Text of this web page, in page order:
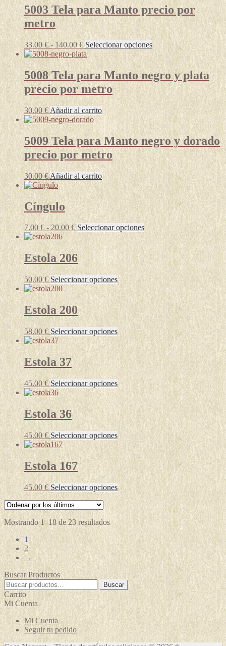
5003 Tela para Manto precio por
metro
33.00€ - 140.00 €Rango
de
precios:
desde
33.00 €
hasta
140.00 €
Seleccionar opcionesEste
producto
tiene
múltiples
variantes.
Las
opciones
se
pueden
elegir
en
la
página
de
producto
5008 Tela para Manto negro y plata
precio por metro
30.00€ Añadir al carrito
5009 Tela para Manto negro y dorado
precio por metro
30.00€ Añadir al carrito
Cíngulo
7.00 € - 20.00€Rango
de
precios:
desde
7.00 €
hasta
20.00 €
Seleccionar opcionesEste
producto
tiene
múltiples
variantes.
Las
opciones
se
pueden
elegir
en
la
página
de
producto
Estola 206
50.00€ Seleccionar opcionesEste
producto
tiene
múltiples
variantes.
Las
opciones
se
pueden
elegir
en
la
página
de
producto
Estola 200
58.00 € Seleccionar opcionesEste
producto
tiene
múltiples
variantes.
Las
opciones
se
pueden
elegir
en
la
página
de
producto
Estola 37
45.00€ Seleccionar opcionesEste
producto
tiene
múltiples
variantes.
Las
opciones
pueden
elegir
en
la
página
de
producto
Estola 36
45.00€ Seleccionar opcionesEste
producto
tiene
múltiples
variantes.
Las
opciones
se
pueden
elegir
en
la
página
de
producto
Estola 167
45.00 € Seleccionar opcionesEste
producto
tiene
múltiples
variantes.
Las
opciones
se
pueden
elegir
en
la
página
de
producto
Mostrando 1–18 de 23 resultadosOrdenado
por
los
últimos
1
2
→
Buscar Productos
Buscar
por:
Buscar
Carrito
Mi Cuenta
Mi Cuenta
Seguir tu pedido